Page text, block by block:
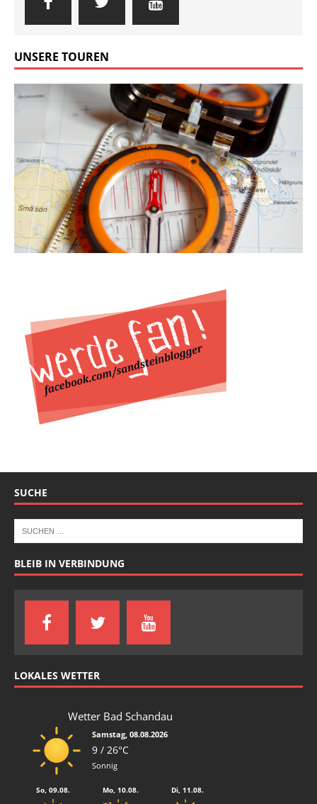
UNSERE TOUREN
SUCHE
BLEIB IN VERBINDUNG
LOKALES WETTER
Wetter Bad Schandau
Samstag, 08.08.2026
9 / 26°C
Sonnig
So, 09.08. Mo, 10.08. Di, 11.08.